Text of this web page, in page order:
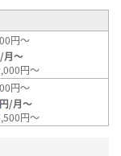
円～
月～
円～
円～
円/月～
円～